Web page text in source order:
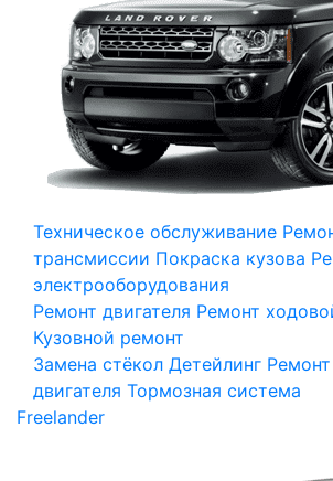
Техническое обслуживание
трансмиссии Покраска кузова
электрооборудования
Ремонт двигателя Ремонт
Кузовной ремонт
Замена стёкол Детейлинг
двигателя Тормозная система
Freelander